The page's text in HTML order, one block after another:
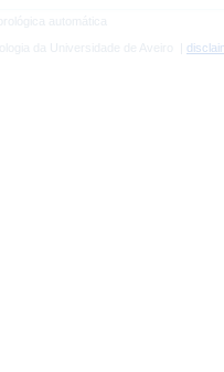
automática
da Universidade de Aveiro |